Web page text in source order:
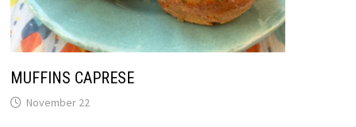
MUFFINS CAPRESE
November 22